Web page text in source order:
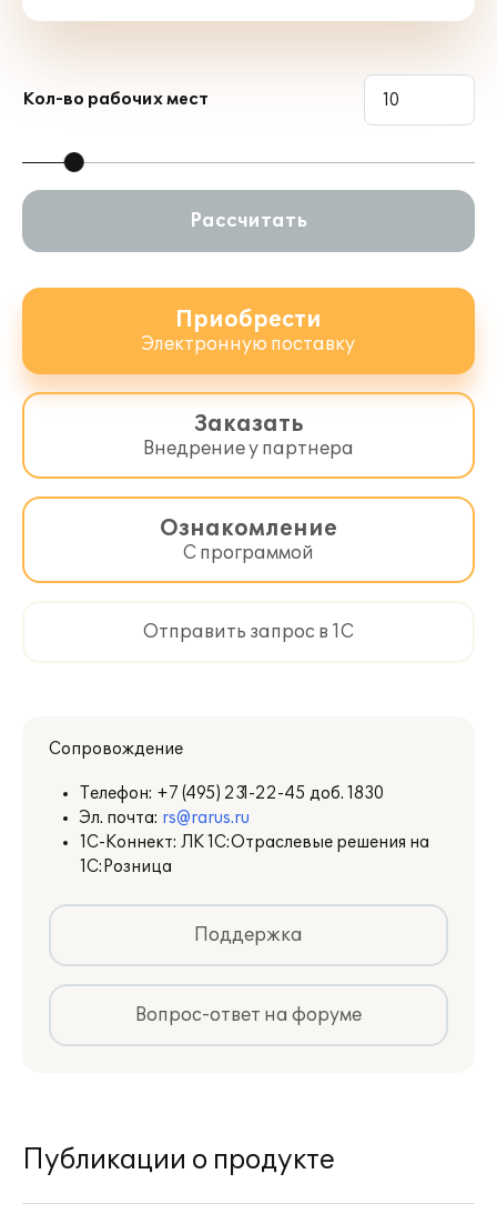
Ведение серийного учета ЛС с
указанием таких параметров,
как: серия производителя, срок
годности, дата изготовления, срок
происхождения.
действия сертификата.
серий при загрузке поступления из
электронной накладной и пометка
неиспользуемых серий.
Механизм ведения общих штрихкодов
лекарственных средств.
Создание и использование готовых
шаблонов ценников и этикеток как
для категорий товаров, так и для
отдельных товарных позиций.
Кол-во рабочих мест
Рассчитать
Приобрести
Электронную поставку
Заказать
Внедрение у партнера
Ознакомление
С программой
Отправить запрос в 1С
Сопровождение
Телефон: +7 (495) 231-22-45 доб. 1830
Эл. почта: rs@rarus.ru
1С-Коннект: ЛК 1С:Отраслевые решения на
1С:Розница
Поддержка
Вопрос-ответ на форуме
Публикации о продукте